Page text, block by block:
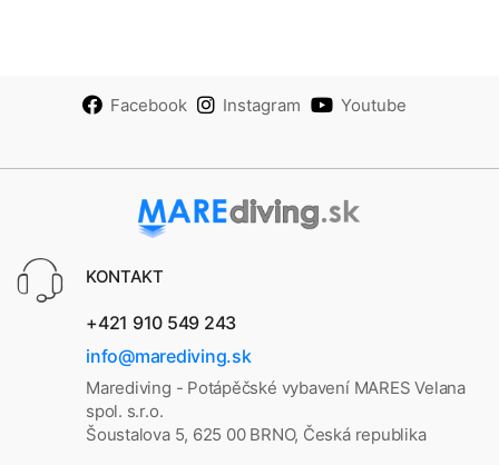
Facebook Instagram Youtube
KONTAKT
+421 910 549 243
info@marediving.sk
Marediving - Potápěčské vybavení MARES Velana
spol. s.r.o.
Šoustalova 5, 625 00 BRNO, Česká republika